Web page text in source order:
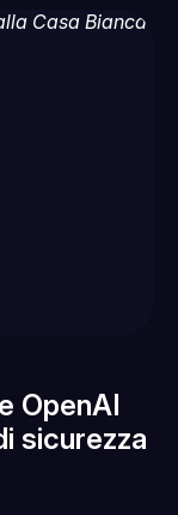
OpenAI
sicurezza